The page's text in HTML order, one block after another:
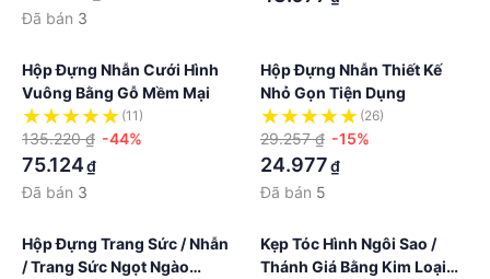
Đã bán 3
Hộp Đựng Nhẫn Cưới Hình
Vuông Bằng Gỗ Mềm Mại
(11)
135.220 ₫ -44%
75.124₫
Đã bán 3
Hộp Đựng Nhẫn Thiết Kế
Nhỏ Gọn Tiện Dụng
(26)
29.257 ₫ -15%
24.977₫
Đã bán 5
Hộp Đựng Trang Sức / Nhẫn
/ Trang Sức Ngọt Ngào
Kẹp Tóc Hình Ngôi Sao /
Thánh Giá Bằng Kim Loại